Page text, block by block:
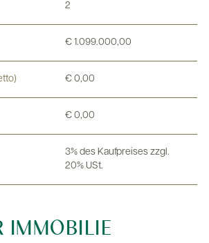
2
€ 1.099.000,00
€ 0,00
€ 0,00
3% des Kaufpreises zzgl.
20% USt.
IMMOBILIE